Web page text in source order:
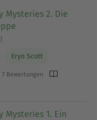
Mysteries 2. Die
Eryn Scott
7 Bewertungen
Mysteries 1. Ein